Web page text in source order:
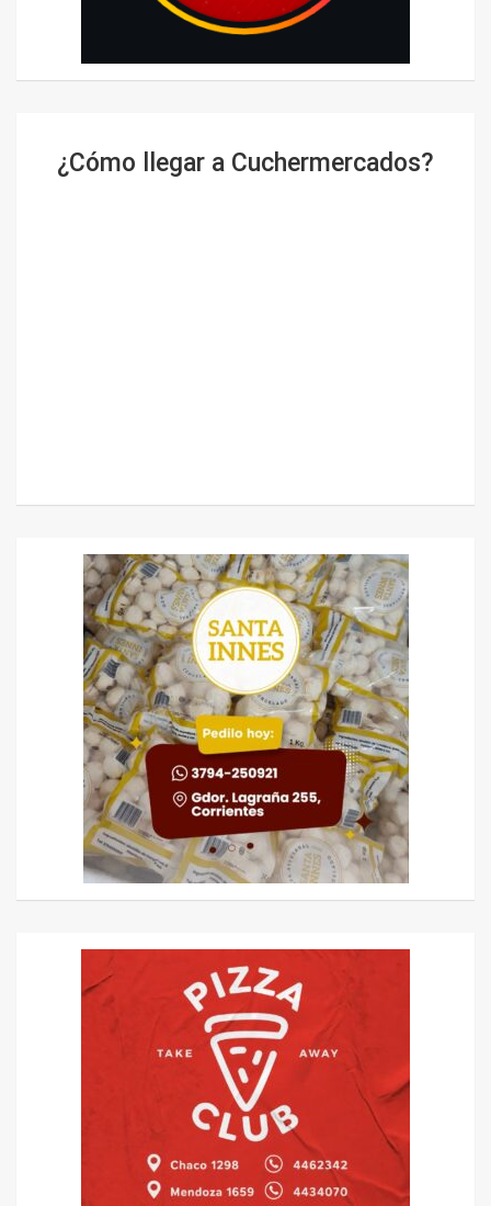
¿Cómo llegar a Cuchermercados?